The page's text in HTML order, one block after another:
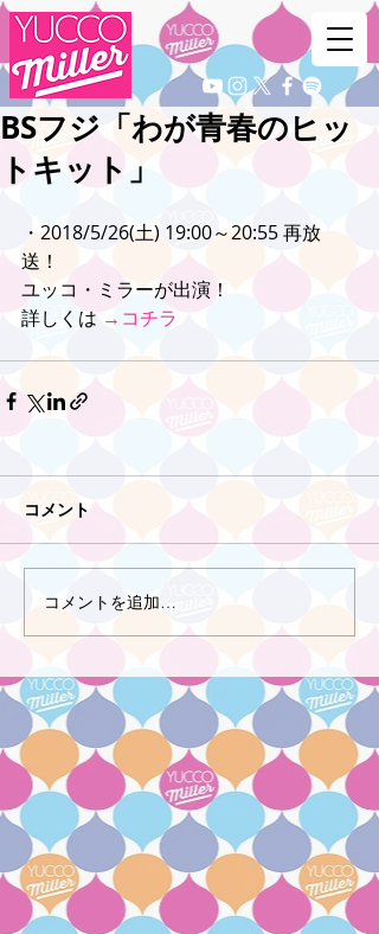
BSフジ「わが青春のヒッ
トキット」
・2018/5/26(土) 19:00～20:55 再放
送！
ユッコ・ミラーが出演！
詳しくは →コチラ
コメント
コメントを追加…